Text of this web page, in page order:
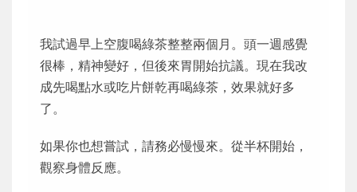
我試過早上空腹喝綠茶整整兩個月。頭一週感覺
很棒，精神變好，但後來胃開始抗議。現在我改
成先喝點水或吃片餅乾再喝綠茶，效果就好多
了。
如果你也想嘗試，請務必慢慢來。從半杯開始，
觀察身體反應。